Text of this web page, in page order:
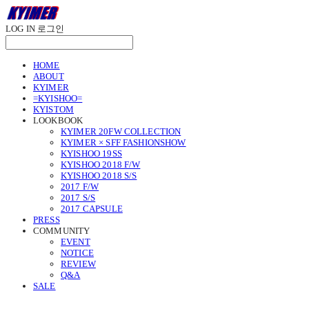
LOG IN 로그인
HOME
ABOUT
KYIMER
=KYISHOO=
KYISTOM
LOOKBOOK
KYIMER 20FW COLLECTION
KYIMER × SFF FASHIONSHOW
KYISHOO 19SS
KYISHOO 2018 F/W
KYISHOO 2018 S/S
2017 F/W
2017 S/S
2017 CAPSULE
PRESS
COMMUNITY
EVENT
NOTICE
REVIEW
Q&A
SALE